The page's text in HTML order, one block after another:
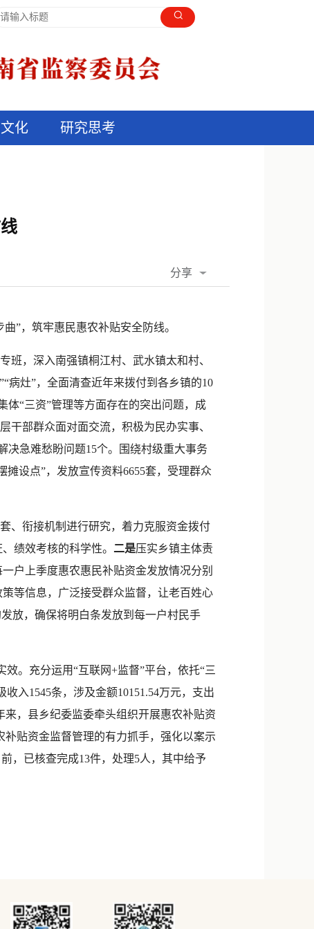
化 研究思考
分享
微信
”，筑牢惠民惠农补贴安全防线。
班，深入南强镇桐江村、武水镇太和村、
病灶”，全面清查近年来拨付到各乡镇的10
体“三资”管理等方面存在的突出问题，成
干部群众面对面交流，积极为民办实事、
决急难愁盼问题15个。围绕村级重大事务
设点”，发放宣传资料6655套，受理群众
、衔接机制进行研究，着力克服资金拨付
绩效考核的科学性。 二是压实乡镇主体责
户上季度惠农惠民补贴资金发放情况分别
等信息，广泛接受群众监督，让老百姓心
放，确保将明白条发放到每一户村民手
。充分运用“互联网+监督”平台，依托“三
入1545条，涉及金额10151.54万元，支出
来，县乡纪委监委牵头组织开展惠农补贴资
补贴资金监督管理的有力抓手，强化以案示
，已核查完成13件，处理5人，其中给予